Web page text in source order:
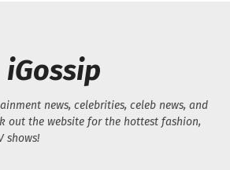
iGossip
news, celebrities, celeb news, and
out the website for the hottest fashion,
shows!